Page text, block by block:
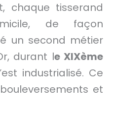
chaque tisserand
de façon
un second métier
durant le XIXème
industrialisé. Ce
et